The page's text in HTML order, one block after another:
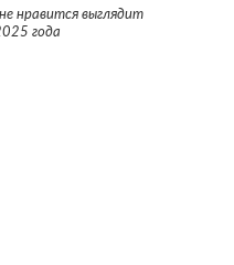
нравится выглядит
года